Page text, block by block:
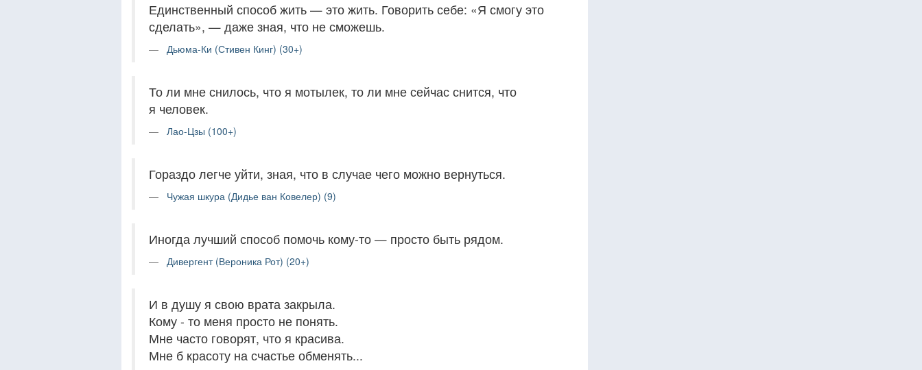
Единственный способ жить — это жить. Говорить себе: «Я смогу это
сделать», — даже зная, что не сможешь.
Дьюма-Ки (Стивен Кинг) (30+)
То ли мне снилось, что я мотылек, то ли мне сейчас снится, что
я человек.
Лао-Цзы (100+)
Гораздо легче уйти, зная, что в случае чего можно вернуться.
Чужая шкура (Дидье ван Ковелер) (9)
Иногда лучший способ помочь кому-то — просто быть рядом.
Дивергент (Вероника Рот) (20+)
И в душу я свою врата закрыла.
Кому - то меня просто не понять.
Мне часто говорят, что я красива.
Мне б красоту на счастье обменять...